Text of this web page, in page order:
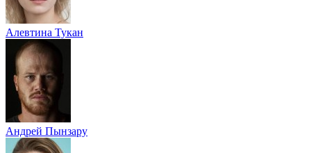
Алевтина Тукан
Андрей Пынзару